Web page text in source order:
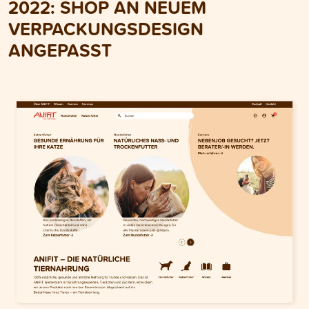
2022: SHOP AN NEUEM
VERPACKUNGSDESIGN
ANGEPASST